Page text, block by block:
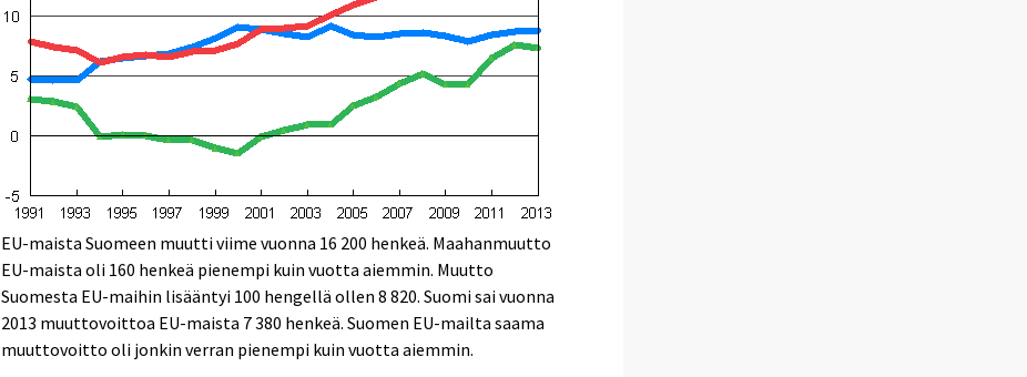
EU-maista Suomeen muutti viime vuonna 16 200 henkeä. Maahanmuutto
EU-maista oli 160 henkeä pienempi kuin vuotta aiemmin. Muutto
Suomesta EU-maihin lisääntyi 100 hengellä ollen 8 820. Suomi sai vuonna
2013 muuttovoittoa EU-maista 7 380 henkeä. Suomen EU-mailta saama
muuttovoitto oli jonkin verran pienempi kuin vuotta aiemmin.